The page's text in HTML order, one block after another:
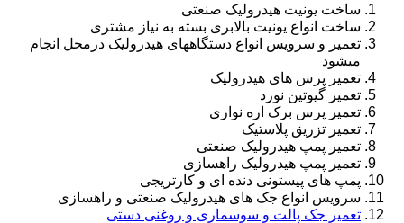
ساخت یونیت هیدرولیک صنعتی
ساخت انواع یونیت بالابری بسته به نیاز مشتری
تعمیر و سرویس انواع دستگاههای هیدرولیک درمحل انجام
میشود
تعمیر پرس های هیدرولیک
تعمیر گیوتین نورد
تعمیر پرس برک اره نواری
تعمیر تزریق پلاستیک
تعمیر پمپ هیدرولیک صنعتی
تعمیر پمپ هیدرولیک راهسازی
پمپ های پیستونی دنده ای و کارتریجی
سرویس انواع جک های هیدرولیک صنعتی و راهسازی
تعمیر جک پالت و سوسماری و روغنی دستی